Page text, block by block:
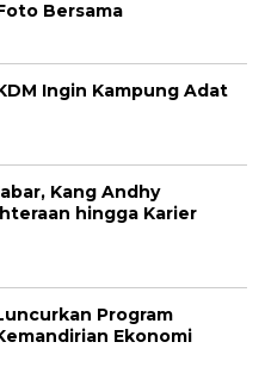
Bersama
Ingin Kampung Adat
Kang Andhy
hingga Karier
Program
Ekonomi